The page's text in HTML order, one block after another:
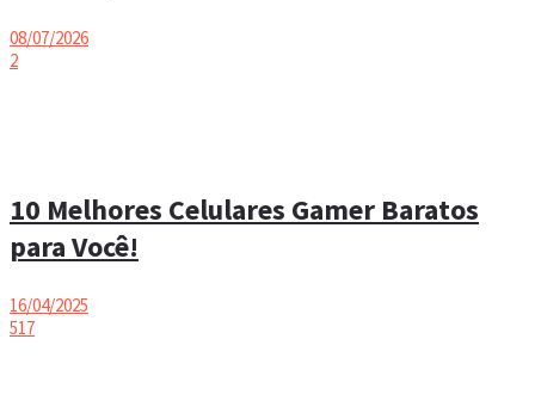
08/07/2026
2
10 Melhores Celulares Gamer Baratos
para Você!
16/04/2025
517